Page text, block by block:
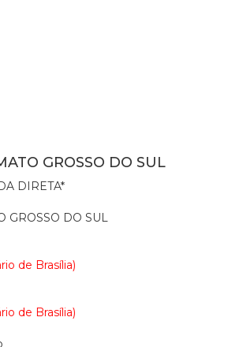
GROSSO DO SUL
DIRETA*
GROSSO DO SUL
de Brasília)
de Brasília)